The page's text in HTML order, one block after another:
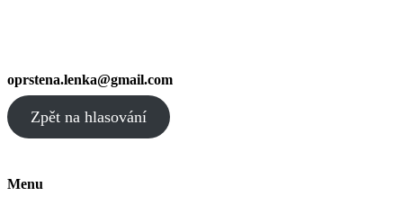
oprstena.lenka@gmail.com
Zpět na hlasování
Menu